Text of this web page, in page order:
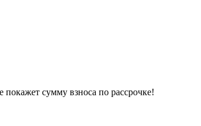
сумму взноса по рассрочке!